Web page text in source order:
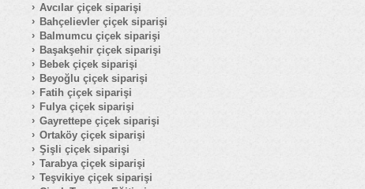
Avcılar çiçek siparişi
Bahçelievler çiçek siparişi
Balmumcu çiçek siparişi
Başakşehir çiçek siparişi
Bebek çiçek siparişi
Beyoğlu çiçek siparişi
Fatih çiçek siparişi
Fulya çiçek siparişi
Gayrettepe çiçek siparişi
Ortaköy çiçek siparişi
Şişli çiçek siparişi
Tarabya çiçek siparişi
Teşvikiye çiçek siparişi